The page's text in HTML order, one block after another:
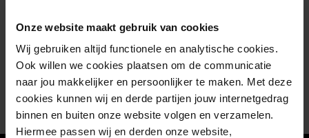
Onze website maakt gebruik van cookies
Wij gebruiken altijd functionele en analytische cookies.
Ook willen we cookies plaatsen om de communicatie
naar jou makkelijker en persoonlijker te maken. Met deze
cookies kunnen wij en derde partijen jouw internetgedrag
binnen en buiten onze website volgen en verzamelen.
Hiermee passen wij en derden onze website,
Alles tonen